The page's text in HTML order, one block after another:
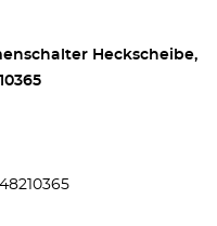
Heckscheibe,